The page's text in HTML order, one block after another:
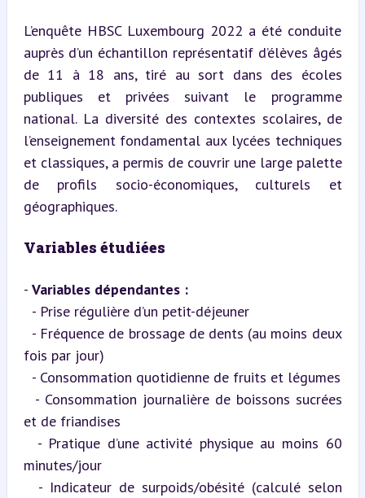
L’enquête HBSC Luxembourg 2022 a été conduite
auprès d’un échantillon représentatif d’élèves âgés
de 11 à 18 ans, tiré au sort dans des écoles
publiques et privées suivant le programme
national. La diversité des contextes scolaires, de
l’enseignement fondamental aux lycées techniques
et classiques, a permis de couvrir une large palette
de profils socio-économiques, culturels et
géographiques.
Variables étudiées
- Variables dépendantes :
fois par jour)
et de friandises
minutes/jour